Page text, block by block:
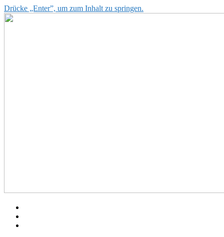
Drücke „Enter”, um zum Inhalt zu springen.